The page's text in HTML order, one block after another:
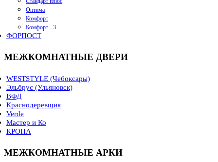
ДПН
Sigma
Оптима
Комфорт
Комфорт - 3
ФОРПОСТ
МЕЖКОМНАТНЫЕ ДВЕРИ
WESTSTYLE (Чебоксары)
Коллекция SONATA
Коллекция TREND
Коллекция ELEGANCE
Коллекция LIBERTY
Коллекция STYLE
Эльбрус (Ульяновск)
ВФД
Классика
LINE
Краснодеревщик
линия 6000
линия 5000 CPL
линия 3000 шпон
линия 2000 CPL
Verde
Мастер и Ко
КРОНА
МЕЖКОМНАТНЫЕ АРКИ